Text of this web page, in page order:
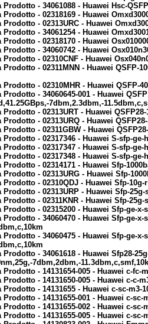
- 34061088 - Huawei Hsc-
- 02318169 - Huawei
- 02313URC - Huawei
- 34061254 - Huawei
- 02318170 - Huawei
- 34060742 - Huawei
- 02310CNF - Huawei
- 02311MNN - Huawei QSFP-
- 02310MHR - Huawei QSFP-
- 34060645-001 - Huawei
7dbm,2.3dbm,-
- 02313URT - Huawei
- 02313URQ - Huawei
- 02311GBW - Huawei
- 02317346 - Huawei S-sfp-
- 02317347 - Huawei S-sfp-
- 02317348 - Huawei S-sfp-
- 02314171 - Huawei Sfp-
- 02313URG - Huawei Sfp-
- 02310QDJ - Huawei Sfp-
- 02313URP - Huawei Sfp-
- 02311KNR - Huawei Sfp-
- 02315200 - Huawei Sfp-ge-
- 34060470 - Huawei Sfp-ge-
- 34060475 - Huawei Sfp-ge-
- 34061618 - Huawei Sfp28-
7dbm,2dbm,-11.3dbm,c,smf,10k
- 14131654-005 - Huawei c-
- 14131650-005 - Huawei c-
- 14131655 - Huawei c-sc-
- 14131655-001 - Huawei c-
- 14131655-002 - Huawei c-
- 14131655-005 - Huawei c-